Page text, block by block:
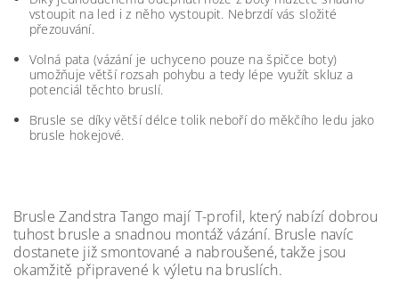
vstoupit na led i z něho vystoupit. Nebrzdí vás složité
přezouvání.
Volná pata (vázání je uchyceno pouze na špičce boty)
umožňuje větší rozsah pohybu a tedy lépe využít skluz a
potenciál těchto bruslí.
Brusle se díky větší délce tolik neboří do měkčího ledu jako
brusle hokejové.
Brusle Zandstra Tango mají T-profil, který nabízí dobrou
tuhost brusle a snadnou montáž vázání. Brusle navíc
dostanete již smontované a nabroušené, takže jsou
okamžitě připravené k výletu na bruslích.